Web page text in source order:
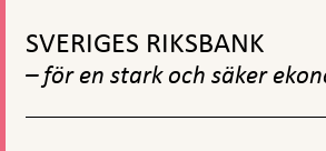
toppnavigation
SVERIGES RIKSBANK
– för en stark och säker